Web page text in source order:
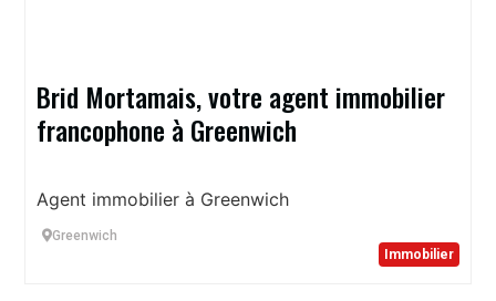
Brid Mortamais, votre agent immobilier
francophone à Greenwich
Agent immobilier à Greenwich
Greenwich
Immobilier